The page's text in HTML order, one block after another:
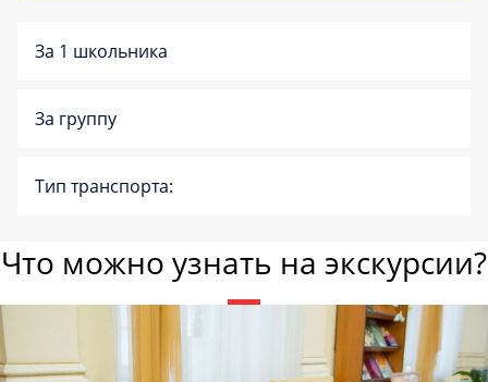
За 1 школьника
За группу
Тип транспорта:
Что можно узнать на экскурсии?